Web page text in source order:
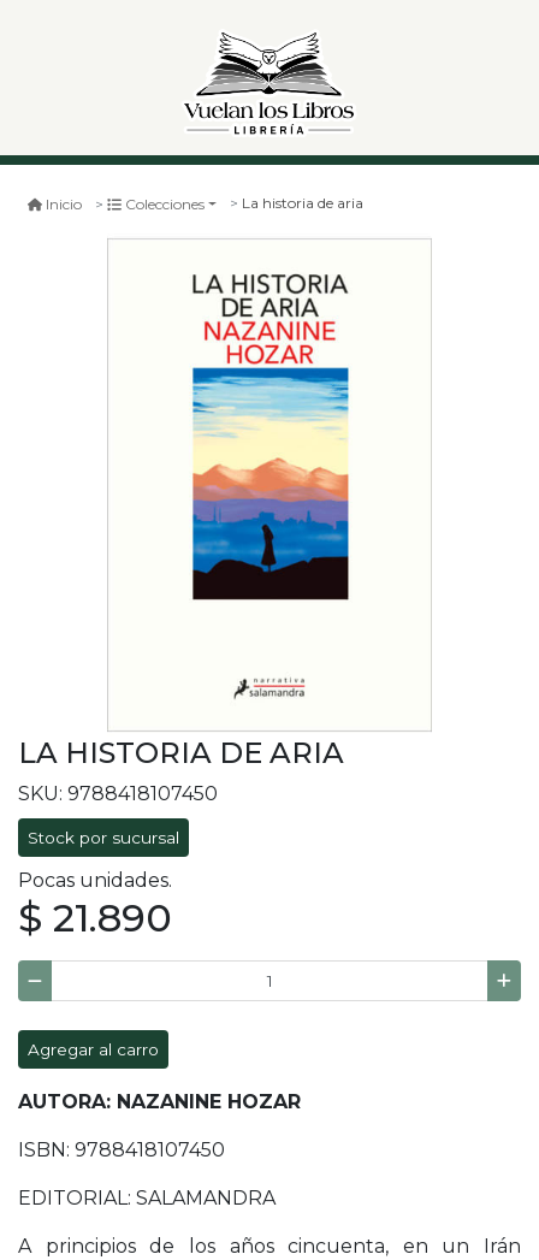
Inicio Colecciones La historia de aria
LA HISTORIA DE ARIA
SKU: 9788418107450
Stock por sucursal
Pocas unidades.
$ 21.890
Agregar al carro
AUTORA: NAZANINE HOZAR
ISBN: 9788418107450
EDITORIAL: SALAMANDRA
A principios de los años cincuenta, en un Irán